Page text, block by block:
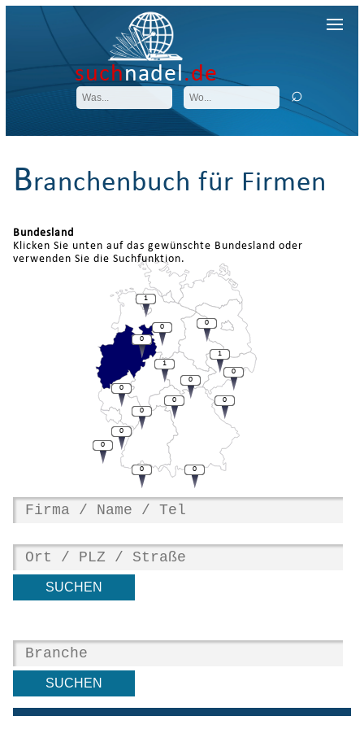
suchnadel.de
Branchenbuch für Firmen
Bundesland
Klicken Sie unten auf das gewünschte Bundesland oder
verwenden Sie die Suchfunktion.
0
0
0
1
0
0
0
1
0
1
0
0
0
0
0
0